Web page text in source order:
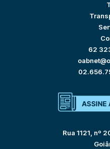
62
Rua 1121, nº